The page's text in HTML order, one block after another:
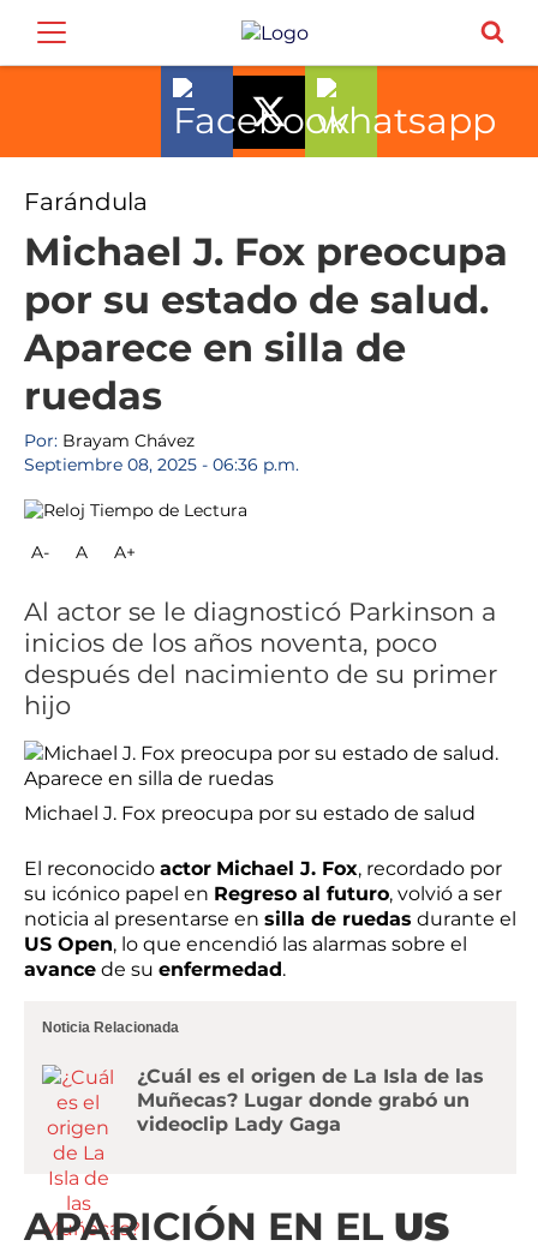
Farándula
Michael J. Fox preocupa
por su estado de salud.
Aparece en silla de
ruedas
Por: Brayam Chávez
Septiembre 08, 2025 - 06:36 p.m.
A- A A+
Al actor se le diagnosticó Parkinson a
inicios de los años noventa, poco
después del nacimiento de su primer
hijo
Michael J. Fox preocupa por su estado de salud
El reconocido actor Michael J. Fox, recordado por
su icónico papel en Regreso al futuro, volvió a ser
noticia al presentarse en silla de ruedas durante el
US Open, lo que encendió las alarmas sobre el
avance de su enfermedad.
Noticia Relacionada
¿Cuál es el origen de La Isla de las
Muñecas? Lugar donde grabó un
videoclip Lady Gaga
APARICIÓN EN EL US